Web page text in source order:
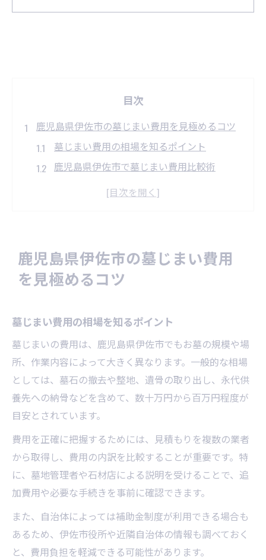
目次
鹿児島県伊佐市の墓じまい費用を見極めるコツ
墓じまい費用の相場を知るポイント
鹿児島県伊佐市で墓じまい費用比較術
墓じまい費用を左右する要素と注意点
墓じまい費用を抑える見積もり活用法
墓じまい費用削減に役立つ申請のコツ
穴
墓じまい費用の補助金活用とその条件
墓じまい費用を安く抑えるための比較方法
費用を抑えて進める伊佐市の墓じまい方法
墓じまい費用を抑えた撤去工事の進め方
墓じまい費用の負担を軽減する方法とは
墓じまい費用が安くなる永代供養の選択
墓じまい費用を減らす廃棄処理のポイント
墓じまい手続きと費用相場の全体像
墓じまい費用と申請書類準備のポイント
鹿児島県伊佐市の墓じまい費用
を見極めるコツ
墓じまい費用の相場を知るポイント
墓じまいの費用は、鹿児島県伊佐市でもお墓の規模や場
所、作業内容によって大きく異なります。一般的な相場
としては、墓石の撤去や整地、遺骨の取り出し、永代供
養先への納骨などを含めて、数十万円から百万円程度が
目安とされています。
費用を正確に把握するためには、見積もりを複数の業者
から取得し、費用の内訳を比較することが重要です。特
に、墓地管理者や石材店による説明を受けることで、追
加費用や必要な手続きを事前に確認できます。
また、自治体によっては補助金制度が利用できる場合も
あるため、伊佐市役所や近隣自治体の情報も調べておく
と、費用負担を軽減できる可能性があります。